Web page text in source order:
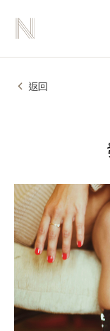
返回